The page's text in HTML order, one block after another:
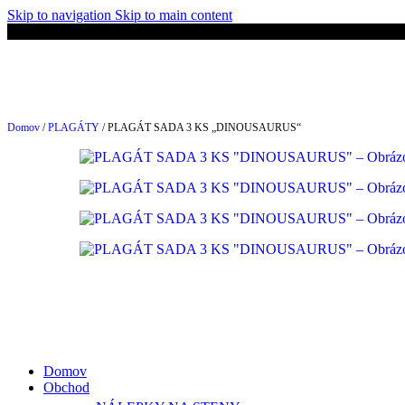
Skip to navigation Skip to main content
Domov
Obchod
Domov / PLAGÁTY / PLAGÁT SADA 3 KS „DINOUSAURUS“